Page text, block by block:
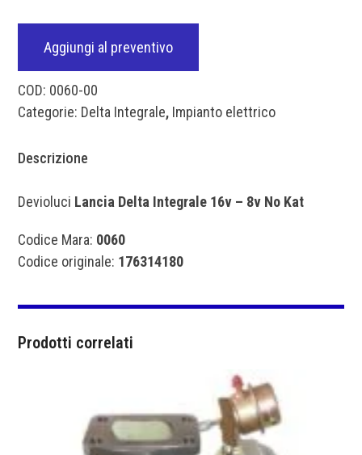
Aggiungi al preventivo
COD: 0060-00
Categorie: Delta Integrale, Impianto elettrico
Descrizione
Devioluci Lancia Delta Integrale 16v – 8v No Kat
Codice Mara: 0060
Codice originale: 176314180
Prodotti correlati